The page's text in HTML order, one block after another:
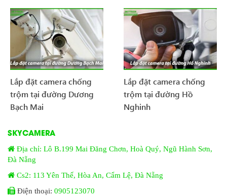
Lắp đặt camera chống
trộm tại đường Dương
Bạch Mai
Lắp đặt camera chống
trộm tại đường Hồ
Nghinh
SKYCAMERA
Địa chỉ: Lô B.199 Mai Đăng Chơn, Hoà Quý, Ngũ Hành Sơn,
Đà Nẵng
Cs2: 113 Yên Thế, Hòa An, Cẩm Lệ, Đà Nẵng
Điện thoại: 0905123070